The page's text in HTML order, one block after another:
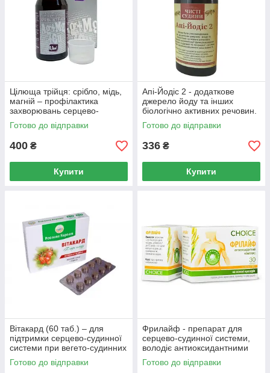
Цілюща трійця: срібло, мідь,
магній – профілактика
захворювань серцево-
судинної системи.
Готово до відправки
400 ₴
Купити
Апі-Йодіс 2 - додаткове
джерело йоду та інших
біологічно активних речовин.
Готово до відправки
336 ₴
Купити
Вітакард (60 таб.) – для
підтримки серцево-судинної
системи при вегето-судинних
розладах.
Готово до відправки
Фрилайф - препарат для
серцево-судинної системи,
володіє антиоксидантними
властивостями. Сповільнює
старіння
Готово до відправки